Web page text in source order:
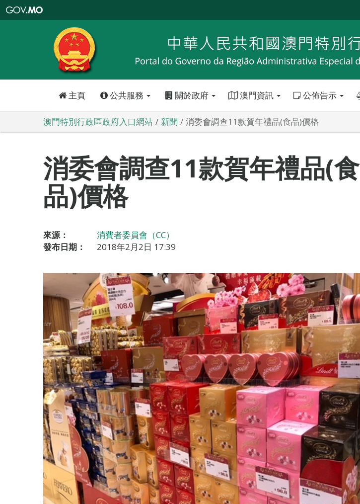
特
政
區
政
口
主頁 公共服務 關於政府 澳門資訊 公佈告示
澳門特別行政區政府入口網站 新聞 消委會調查11款賀年禮品(食品)價格
消委會調查11款賀年禮品(食
品)價格
來源：
消費者委員會（CC）
發布日期：
2018年2月2日 17:39